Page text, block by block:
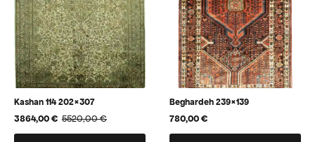
Kashan 114 202×307
5520,00€
Alkuperäinen
hinta
3864,00€
Nykyinen
hinta
Beghardeh 239×139
780,00€